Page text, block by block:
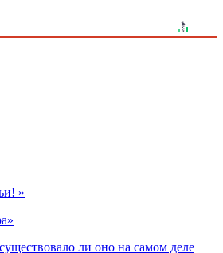
»
ли оно на самом деле